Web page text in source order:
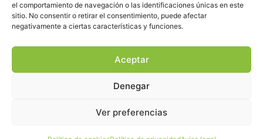
el comportamiento de navegación o las identificaciones únicas en este
sitio. No consentir o retirar el consentimiento, puede afectar
negativamente a ciertas características y funciones.
Aceptar
Denegar
Ver preferencias
Hola ¿En qué podemos ayudarte?